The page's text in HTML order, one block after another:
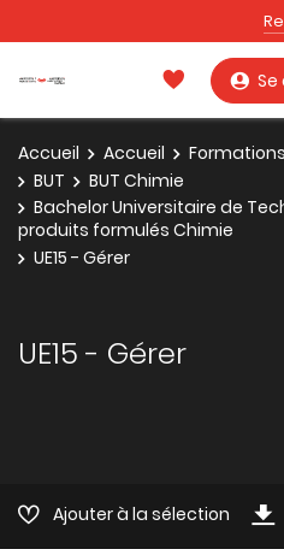
Accueil Accueil Formations
BUT
BUT Chimie
Bachelor Universitaire de
produits formulés Chimie
UE15 - Gérer
UE15 - Gérer
Ajouter à la sélection